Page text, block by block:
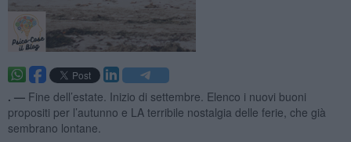
. — Fine dell’estate. Inizio di settembre. Elenco i nuovi buoni
propositi per l’autunno e LA terribile nostalgia delle ferie, che già
sembrano lontane.